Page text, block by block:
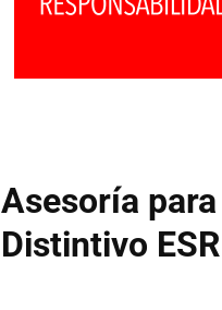
Asesoría para
Distintivo ESR